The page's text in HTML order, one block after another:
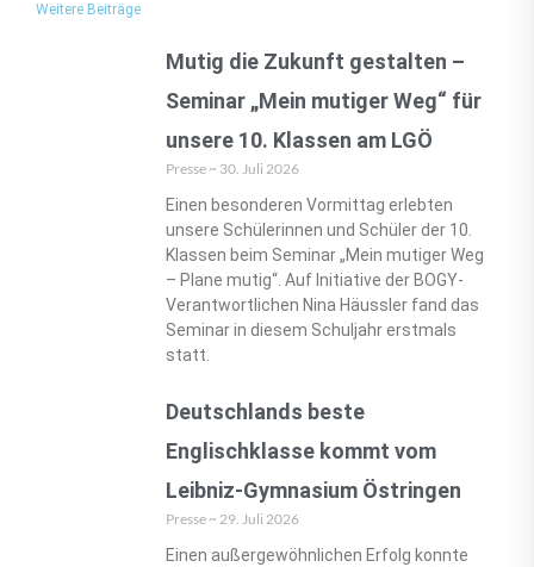
Weitere Beiträge
Mutig die Zukunft gestalten –
Seminar „Mein mutiger Weg“ für
unsere 10. Klassen am LGÖ
Presse 30. Juli 2026
Einen besonderen Vormittag erlebten
unsere Schülerinnen und Schüler der 10.
Klassen beim Seminar „Mein mutiger Weg
– Plane mutig“. Auf Initiative der BOGY-
Verantwortlichen Nina Häussler fand das
Seminar in diesem Schuljahr erstmals
statt.
Deutschlands beste
Englischklasse kommt vom
Leibniz-Gymnasium Östringen
Presse 29. Juli 2026
Einen außergewöhnlichen Erfolg konnte